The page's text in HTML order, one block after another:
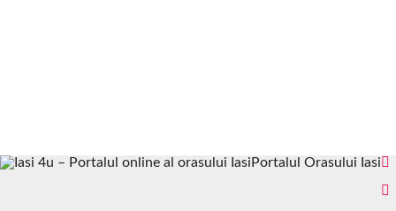
Portalul Orasului Iasi